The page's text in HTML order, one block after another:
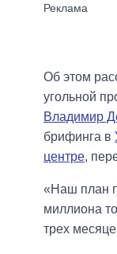
Об этом
угольной
Владимир
брифинга в
центре,
«Наш план
миллиона
трех